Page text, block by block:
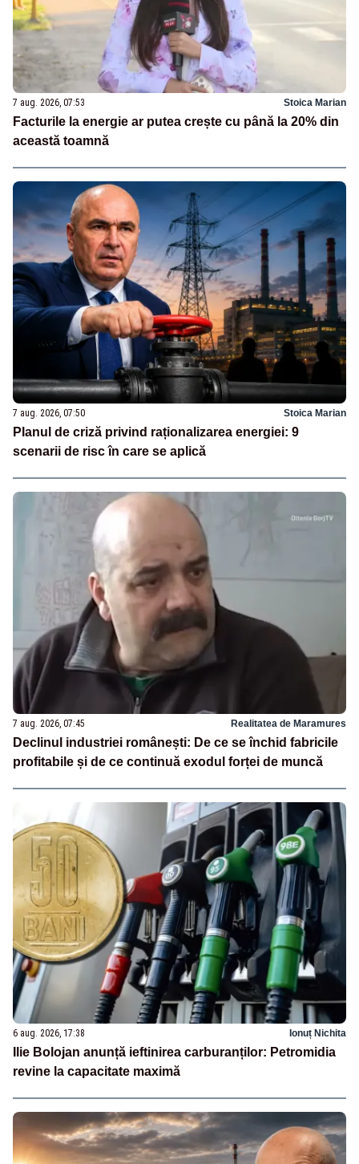
7 aug. 2026, 07:53 Stoica Marian
Facturile la energie ar putea crește cu până la 20% din
această toamnă
7 aug. 2026, 07:50 Stoica Marian
Planul de criză privind raționalizarea energiei: 9
scenarii de risc în care se aplică
7 aug. 2026, 07:45 Realitatea de Maramures
Declinul industriei românești: De ce se închid fabricile
profitabile și de ce continuă exodul forței de muncă
6 aug. 2026, 17:38 Ionuț Nichita
Ilie Bolojan anunță ieftinirea carburanților: Petromidia
revine la capacitate maximă